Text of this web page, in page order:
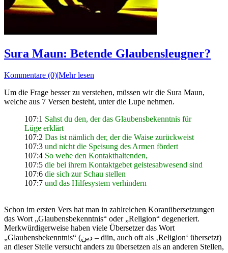
Sura Maun: Betende Glaubensleugner?
Kommentare (0)|Mehr lesen
Um die Frage besser zu verstehen, müssen wir die Sura Maun,
welche aus 7 Versen besteht, unter die Lupe nehmen.
107:1 Sahst du den, der das Glaubensbekenntnis für
Lüge erklärt
107:2 Das ist nämlich der, der die Waise zurückweist
107:3 und nicht die Speisung des Armen fördert
107:4 So wehe den Kontakthaltenden,
107:5 die bei ihrem Kontaktgebet geistesabwesend sind
107:6 die sich zur Schau stellen
107:7 und das Hilfesystem verhindern
Schon im ersten Vers hat man in zahlreichen Koranübersetzungen
das Wort „Glaubensbekenntnis“ oder „Religion“ degeneriert.
Merkwürdigerweise haben viele Übersetzer das Wort
„Glaubensbekenntnis“ (دين – diin, auch oft als ‚Religion‘ übersetzt)
an dieser Stelle versucht anders zu übersetzen als an anderen Stellen,